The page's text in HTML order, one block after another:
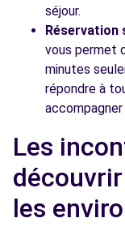
séjour.
Réservation
vous permet
minutes
répondre à
Les
les